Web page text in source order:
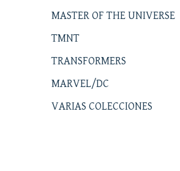
MASTER OF THE UNIVERSE
TMNT
TRANSFORMERS
MARVEL/DC
VARIAS COLECCIONES